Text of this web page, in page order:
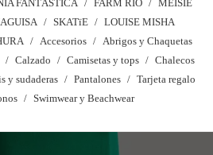
FANTÁSTICA FARM RIO
MEISÏE
SKATïE
LOUISE MISHA
Accesorios
Abrigos y Chaquetas
Calzado Camisetas y tops
Chalecos
y sudaderas Pantalones
Tarjeta regalo
Swimwear y Beachwear